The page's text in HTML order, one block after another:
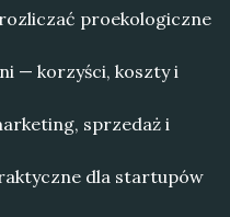
proekologiczne
— korzyści, koszty i
sprzedaż i
dla startupów